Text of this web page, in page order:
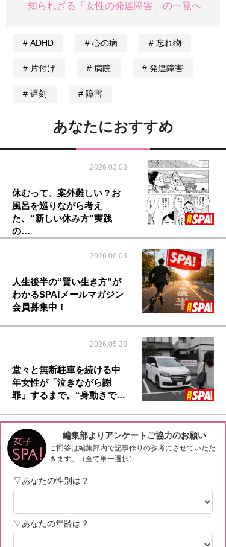
知られざる「女性の発達障害」の一覧へ
ADHD 心の病 忘れ物
片付け 病院 発達障害
遅刻 障害
あなたにおすすめ
2026.03.08
休むって、案外難しい？お
風呂を巡りながら考え
た、“新しい休み方”実践
の…
2026.06.03
人生後半の“賢い生き方”が
わかるSPA!メールマガジン
会員募集中！
2026.05.30
堂々と無断駐車を続ける中
年女性が「泣きながら謝
罪」するまで。“身動きで…